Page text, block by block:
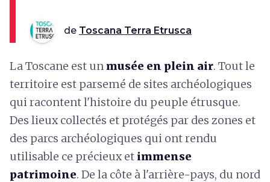
de Toscana Terra Etrusca
La Toscane est un musée en plein air. Tout le
territoire est parsemé de sites archéologiques
qui racontent l'histoire du peuple étrusque.
Des lieux collectés et protégés par des zones et
des parcs archéologiques qui ont rendu
utilisable ce précieux et immense
patrimoine. De la côte à l'arrière-pays, du nord